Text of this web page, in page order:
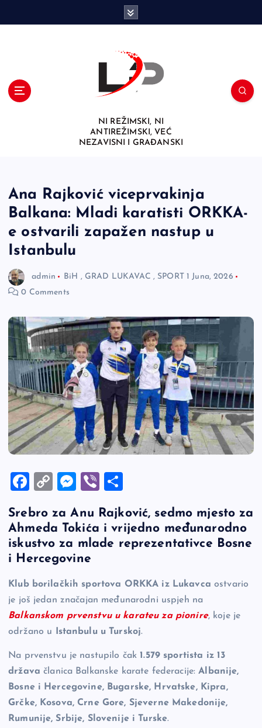
NI REŽIMSKI, NI
ANTIREŽIMSKI, VEĆ
NEZAVISNI I GRAĐANSKI
Ana Rajković viceprvakinja
Balkana: Mladi karatisti ORKKA-
e ostvarili zapažen nastup u
Istanbulu
admin BiH , GRAD LUKAVAC , SPORT 1 Juna, 2026
0 Comments
F
c
e
b
o
o
k
C
p
y
Li
k
M
se
n
g
Vi
er ar
e
Srebro za Anu Rajković, sedmo mjesto za
Ahmeda Tokića i vrijedno međunarodno
iskustvo za mlade reprezentativce Bosne
i Hercegovine
Klub borilačkih sportova ORKKA iz Lukavca ostvario
je još jedan značajan međunarodni uspjeh na
Balkanskom prvenstvu u karateu za pionire, koje je
održano u Istanbulu u Turskoj.
Na prvenstvu je nastupilo čak1.579 sportista iz 13
država članica Balkanske karate federacije:Albanije,
Bosne i Hercegovine, Bugarske, Hrvatske, Kipra,
Grčke, Kosova, Crne Gore, Sjeverne Makedonije,
Rumunije, Srbije, Slovenije i Turske.